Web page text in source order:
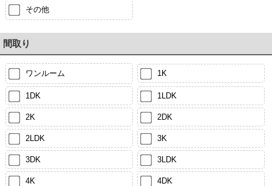
その他
間取り
ワンルーム 1K
1DK 1LDK
2K 2DK
2LDK 3K
3DK 3LDK
4K 4DK